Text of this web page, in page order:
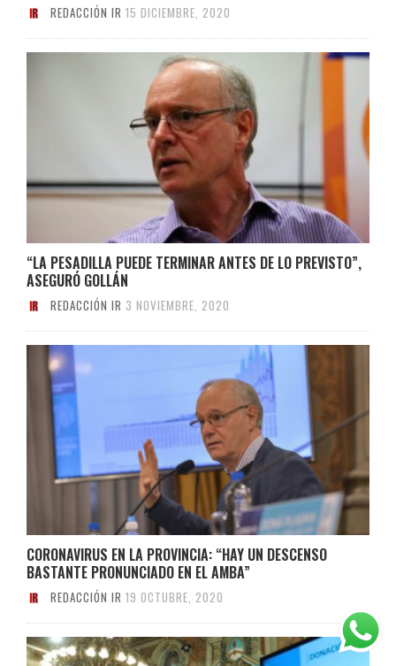
REDACCIÓN IR 15 DICIEMBRE, 2020
“LA PESADILLA PUEDE TERMINAR ANTES DE LO PREVISTO”,
ASEGURÓ GOLLÁN
REDACCIÓN IR 3 NOVIEMBRE, 2020
CORONAVIRUS EN LA PROVINCIA: “HAY UN DESCENSO
BASTANTE PRONUNCIADO EN EL AMBA”
REDACCIÓN IR 19 OCTUBRE, 2020